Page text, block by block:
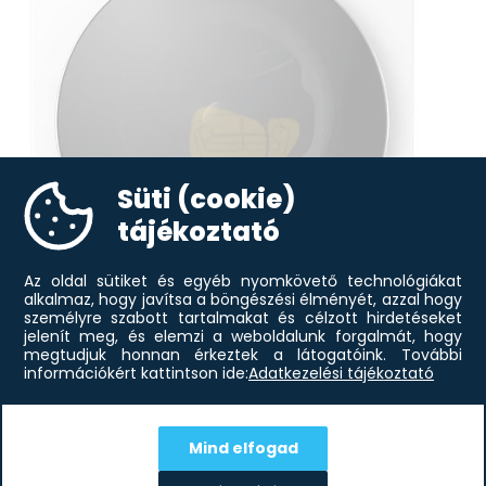
Dobvilágítás Nem
Steam+ gőz technológia Nem
Rozsdamentes acél dob Igen
TurboWash360˚ Igen
Vibrációs szenzor Igen
Emelők Rozsdamentes acél emelők
Választható max. centrifugálási fordulatszám 1400
Energiaosztály (mosás) A (A-G skála) A
Smart Diagnosis - Öndiagnosztika Igen
Programletöltés Igen
Távindítás és nyomonkövetés Igen
ThinQ Wifi funkcióval Igen
Dobtisztítási aszisztens Igen
Okos párosítás Igen
Babaruha gőzzel Nem
330 034
Süti (cookie)
tájékoztató
Az oldal sütiket és egyéb nyomkövető technológiákat
alkalmaz, hogy javítsa a böngészési élményét, azzal hogy
személyre szabott tartalmakat és célzott hirdetéseket
jelenít meg, és elemzi a weboldalunk forgalmát, hogy
megtudjuk honnan érkeztek a látogatóink.
További
információkért kattintson ide:Adatkezelési tájékoztató
Mind elfogad